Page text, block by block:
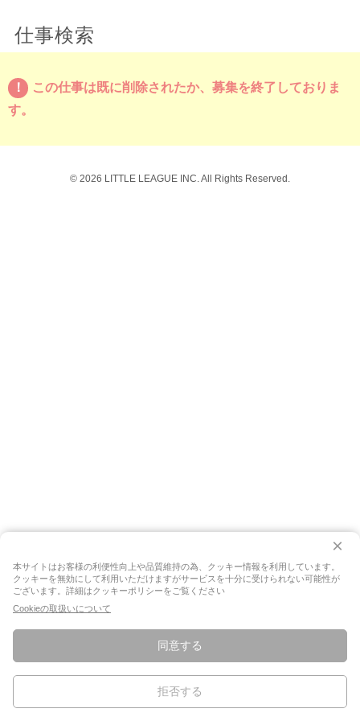
仕事検索
この仕事は既に削除されたか、募集を終了しておりま
す。
本サイトはお客様の利便性向上や品質維持の為、クッキー情報を利用しています。
クッキーを無効にして利用いただけますがサービスを十分に受けられない可能性が
ございます。詳細はクッキーポリシーをご覧ください
Cookieの取扱いについて
×
同意する
拒否する
© 2026 LITTLE LEAGUE INC. All Rights Reserved.